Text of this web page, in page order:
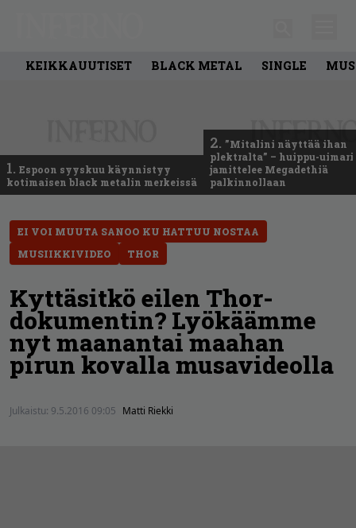
KEIKKAUUTISET BLACK METAL SINGLE
1. Espoon syyskuu käynnistyy
kotimaisen black metalin merkeissä
2. ”Mitalini näyttää ihan
plektralta” – huippu-uimari
jamittelee Megadethiä
palkinnollaan
EI VOI MUUTA SANOO KU HATTUU NOSTAA
MUSIIKKIVIDEO
THOR
Kyttäsitkö eilen Thor-
dokumentin? Lyökäämme
nyt maanantai maahan
pirun kovalla musavideolla
Julkaistu: 9.5.2016 09:05 Matti Riekki